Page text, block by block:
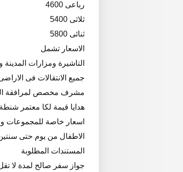
رباعى 4600
ثلاثى 5400
ثنائى 5800
الاسعار تشمل
التاشيرة ومزارات المدينة
جميع الانتقالات فى
مشرف مخصص لمرافقة
هدايا قيمة لكا معتمر
اسعار خاصة للمجموعات و التى
الاطفال من يوم حتى سنتين 1850 ومن سنتين حتى 12 سنة
المستندات المطلوبة
جواز سفر صالح لمدة لا تقل عن